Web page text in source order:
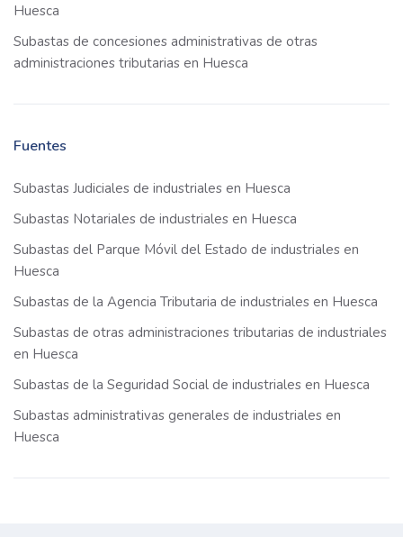
Huesca
Subastas de concesiones administrativas de otras
administraciones tributarias en Huesca
Fuentes
Subastas Judiciales de industriales en Huesca
Subastas Notariales de industriales en Huesca
Subastas del Parque Móvil del Estado de industriales en
Huesca
Subastas de la Agencia Tributaria de industriales en Huesca
Subastas de otras administraciones tributarias de industriales
en Huesca
Subastas de la Seguridad Social de industriales en Huesca
Subastas administrativas generales de industriales en
Huesca